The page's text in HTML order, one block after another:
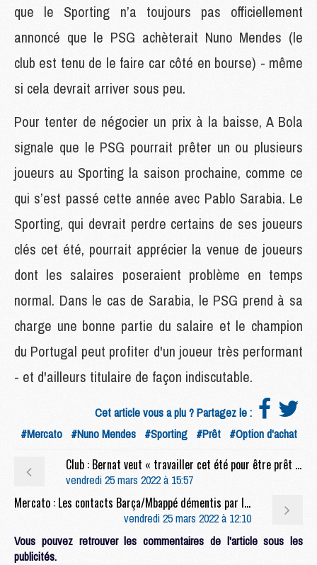
que le Sporting n’a toujours pas officiellement
annoncé que le PSG achèterait Nuno Mendes (le
club est tenu de le faire car côté en bourse) - même
si cela devrait arriver sous peu.
Pour tenter de négocier un prix à la baisse, A Bola
signale que le PSG pourrait prêter un ou plusieurs
joueurs au Sporting la saison prochaine, comme ce
qui s’est passé cette année avec Pablo Sarabia. Le
Sporting, qui devrait perdre certains de ses joueurs
clés cet été, pourrait apprécier la venue de joueurs
dont les salaires poseraient problème en temps
normal. Dans le cas de Sarabia, le PSG prend à sa
charge une bonne partie du salaire et le champion
du Portugal peut profiter d'un joueur très performant
- et d'ailleurs titulaire de façon indiscutable.
Cet article vous a plu ? Partagez le :
#Mercato #Nuno Mendes #Sporting #Prêt #Option d'achat
Club : Bernat veut « travailler cet été pour être prêt pour la saison prochaine » du PSG
vendredi 25 mars 2022 à 15:57
Mercato : Les contacts Barça/Mbappé démentis par la presse catalane
vendredi 25 mars 2022 à 12:10
Vous pouvez retrouver les commentaires de l'article sous les
publicités.